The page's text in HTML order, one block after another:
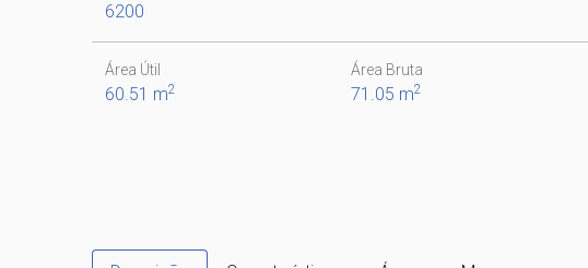
6200
Área Útil
60.51 m2
Área Bruta
71.05 m2